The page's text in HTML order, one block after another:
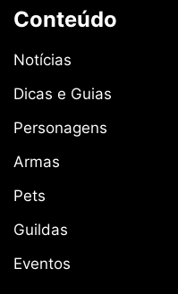
Conteúdo
Notícias
Dicas e Guias
Personagens
Armas
Pets
Guildas
Eventos